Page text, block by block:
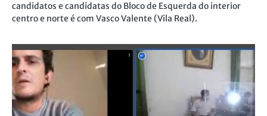
candidatos e candidatas do Bloco de Esquerda do interior
centro e norte é com Vasco Valente (Vila Real).